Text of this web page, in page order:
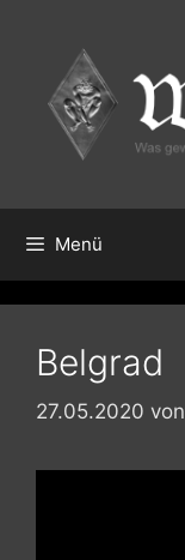
springen
Menü
Belgrad
27.05.2020 von